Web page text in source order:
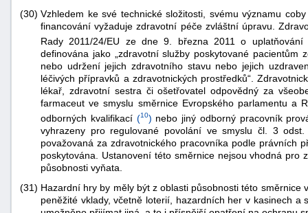
(30) Vzhledem ke své technické složitosti, svému významu
financování vyžaduje zdravotní péče zvláštní úpravu.
Rady 2011/24/EU ze dne 9. března 2011 o
definována jako „zdravotní služby poskytované pacientům
nebo udržení jejich zdravotního stavu nebo jejich
léčivých přípravků a zdravotnických prostředků“.
lékař, zdravotní sestra či ošetřovatel odpovědný za
farmaceut ve smyslu směrnice Evropského parlamentu a
odborných kvalifikací(10) nebo jiný odborný pracovník
vyhrazeny pro regulované povolání ve smyslu čl. 3
považovaná za zdravotnického pracovníka podle právních
poskytována. Ustanovení této směrnice nejsou vhodná
působnosti vyňata.
(31) Hazardní hry by měly být z oblasti působnosti této směrnice
peněžité vklady, včetně loterií, hazardních her v kasinech a